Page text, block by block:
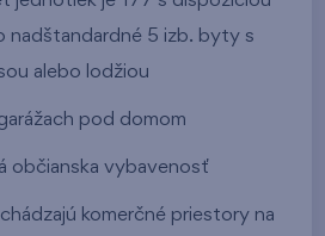
nadštandardné 5 izb. byty s
alebo lodžiou
pod domom
občianska vybavenosť
komerčné priestory na